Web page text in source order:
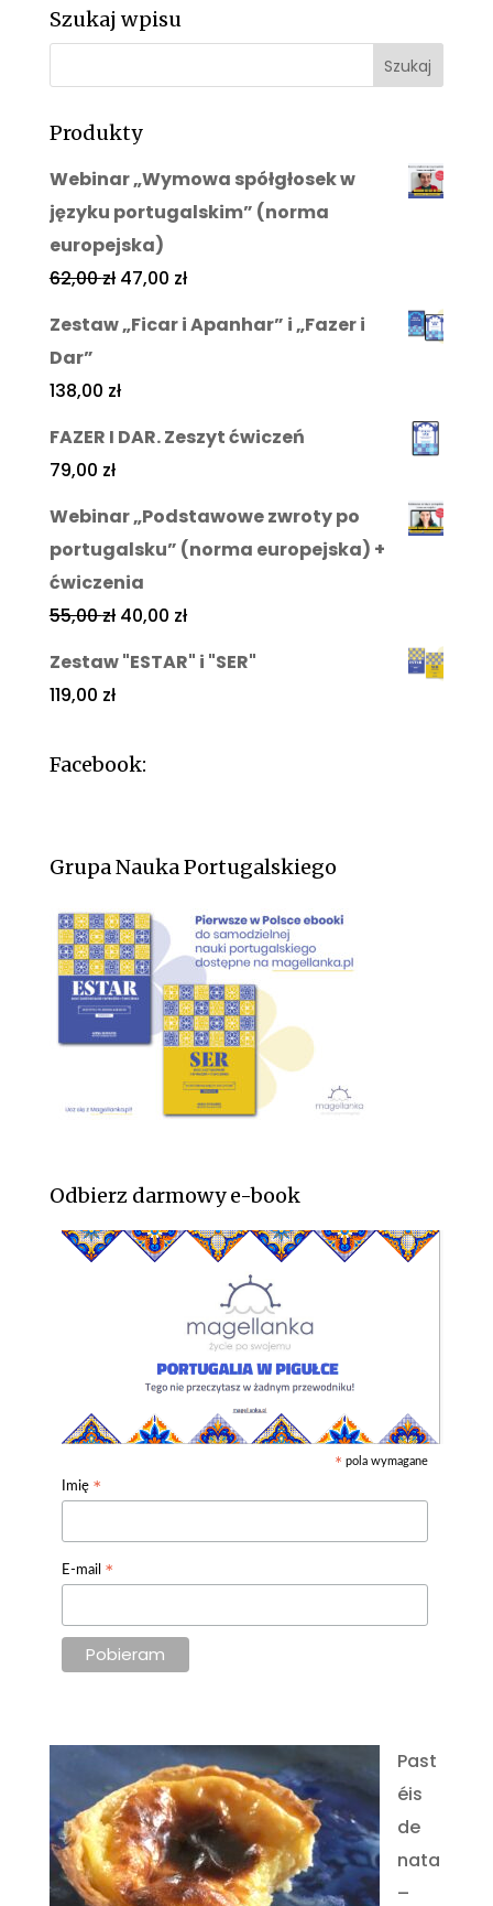
Szukaj wpisu
Produkty
Webinar „Wymowa spółgłosek w
języku portugalskim” (norma
europejska)
62,00zł 47,00 zł
Zestaw „Ficar i Apanhar” i „Fazer i
Dar”
138,00 zł
FAZER I DAR. Zeszyt ćwiczeń
79,00 zł
Webinar „Podstawowe zwroty po
portugalsku” (norma europejska) +
ćwiczenia
55,00zł 40,00 zł
Zestaw "ESTAR" i "SER"
119,00 zł
Facebook:
Grupa Nauka Portugalskiego
Odbierz darmowy e-book
* pola wymagane
Imię *
E-mail *
Past
éis
de
nata
–